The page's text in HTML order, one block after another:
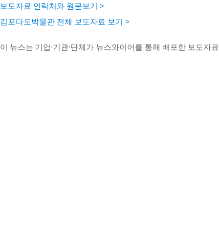
보도자료 연락처와 원문보기 >
김포다도박물관 전체 보도자료 보기 >
이 뉴스는 기업·기관·단체가 뉴스와이어를 통해 배포한 보도자